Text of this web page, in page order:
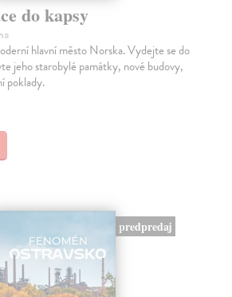
do kapsy
hlavní město Norska. Vydejte se do
jeho starobylé památky, nové budovy,
poklady.
predpredaj